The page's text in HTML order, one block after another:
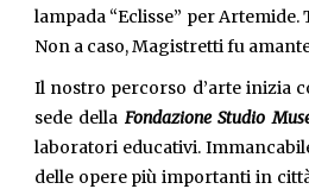
lampada “Eclisse” per
Non a caso, Magistretti fu
Il nostro percorso d’arte inizia
sede della Fondazione Studio
laboratori educativi.
delle opere più importanti in